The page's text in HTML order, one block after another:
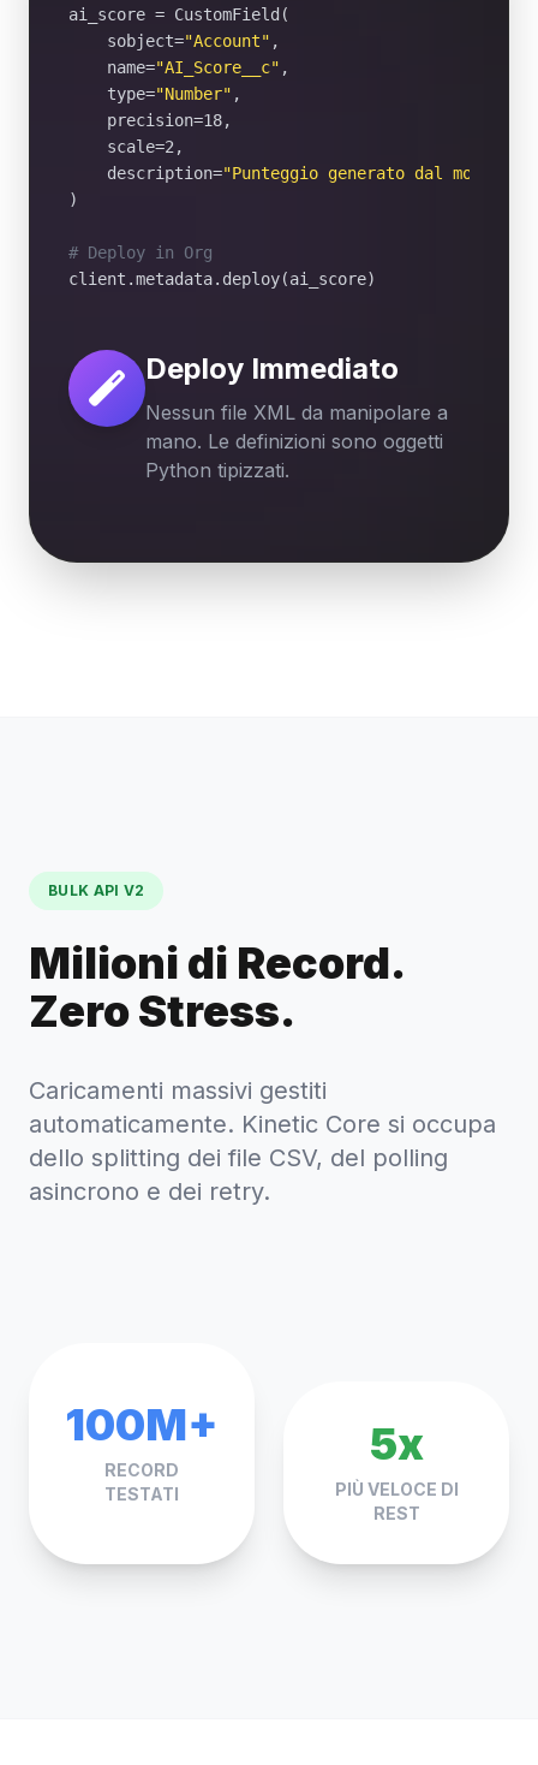
ai_score = CustomField(
    sobject=
"Account" ,
    name=
"AI_Score__c" ,
    type=
"Number" ,
    precision=18,
    scale=2,
    description=
"Punteggio generato dal
)
# Deploy in Org
Deploy Immediato
Nessun file XML da manipolare a
mano. Le definizioni sono oggetti
Python tipizzati.
BULK API V2
Milioni di Record.
Zero Stress.
Caricamenti massivi gestiti
automaticamente. Kinetic Core si occupa
dello splitting dei file CSV, del polling
asincrono e dei retry.
100M+
RECORD
TESTATI
5x
PIÙ VELOCE DI
REST